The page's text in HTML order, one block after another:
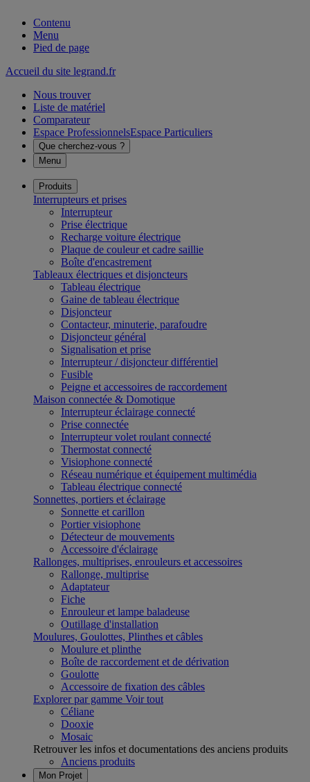
Contenu
Menu
Pied de page
Accueil du site legrand.fr
Nous trouver
Liste de matériel
Comparateur
Espace ProfessionnelsEspace Particuliers
Que cherchez-vous ?
Menu
Produits
Interrupteurs et prises
Interrupteur
Prise électrique
Recharge voiture électrique
Plaque de couleur et cadre saillie
Boîte d'encastrement
Tableaux électriques et disjoncteurs
Tableau électrique
Gaine de tableau électrique
Disjoncteur
Contacteur, minuterie, parafoudre
Disjoncteur général
Signalisation et prise
Interrupteur / disjoncteur différentiel
Fusible
Peigne et accessoires de raccordement
Maison connectée & Domotique
Interrupteur éclairage connecté
Prise connectée
Interrupteur volet roulant connecté
Thermostat connecté
Visiophone connecté
Réseau numérique et équipement multimédia
Tableau électrique connecté
Sonnettes, portiers et éclairage
Sonnette et carillon
Portier visiophone
Détecteur de mouvements
Accessoire d'éclairage
Rallonges, multiprises, enrouleurs et accessoires
Rallonge, multiprise
Adaptateur
Fiche
Enrouleur et lampe baladeuse
Outillage d'installation
Moulures, Goulottes, Plinthes et câbles
Moulure et plinthe
Boîte de raccordement et de dérivation
Goulotte
Accessoire de fixation des câbles
Explorer par gamme Voir tout
Céliane
Dooxie
Mosaic
Retrouver les infos et documentations des anciens produits
Anciens produits
Mon Projet